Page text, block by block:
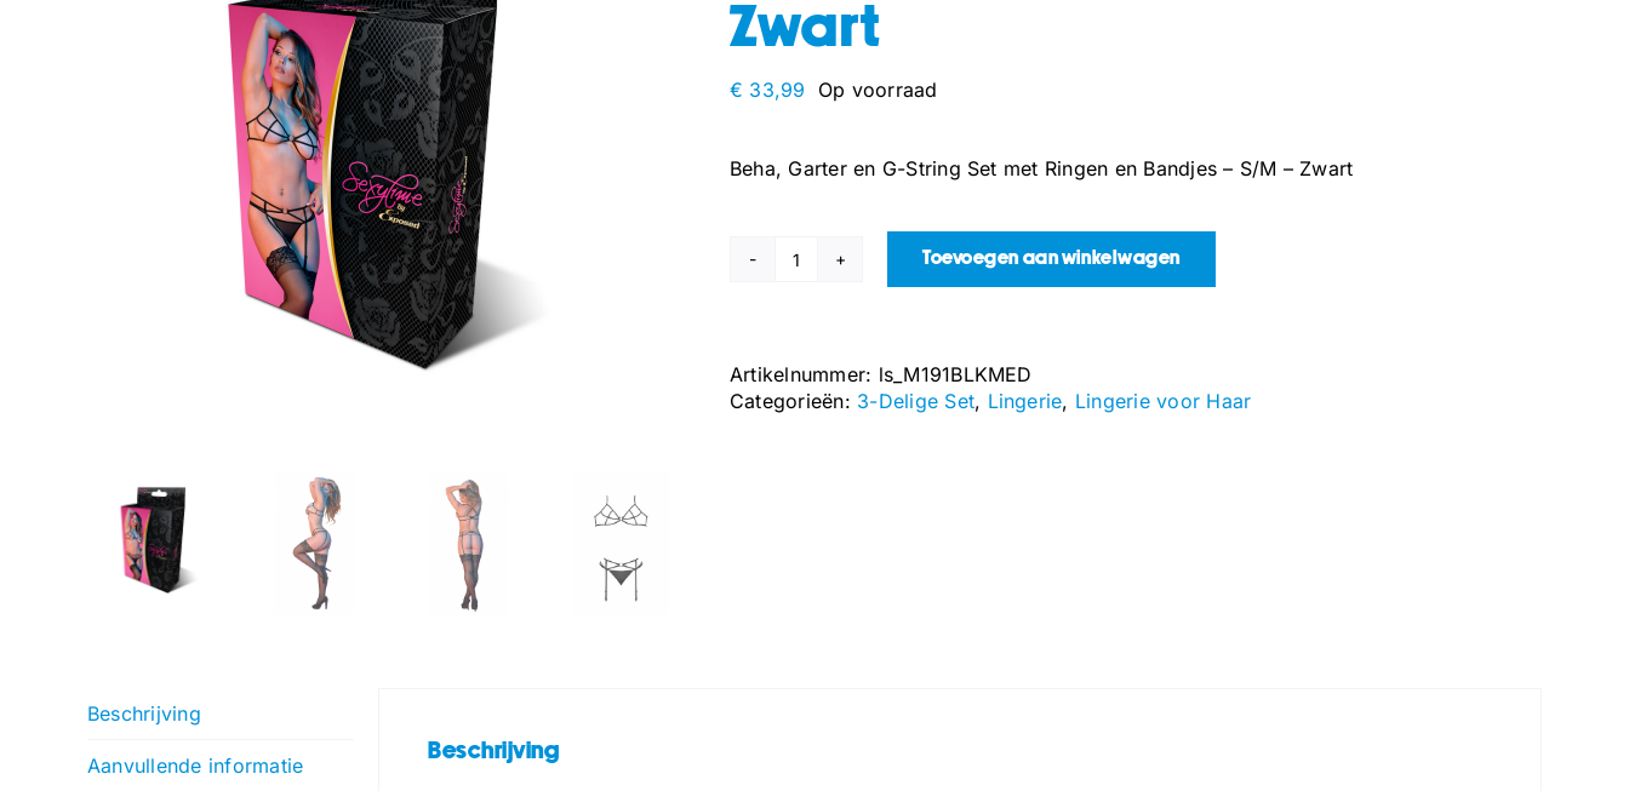
Zwart
€ 33,99 Op voorraad
Beha, Garter en G-String Set met Ringen en Bandjes – S/M – Zwart
Beha,
String
Set
Toevoegen aan winkelwagen
Artikelnummer: ls_M191BLKMED
Categorieën: 3-Delige Set, Lingerie, Lingerie voor Haar
Beschrijving
Aanvullende informatie
Beschrijving